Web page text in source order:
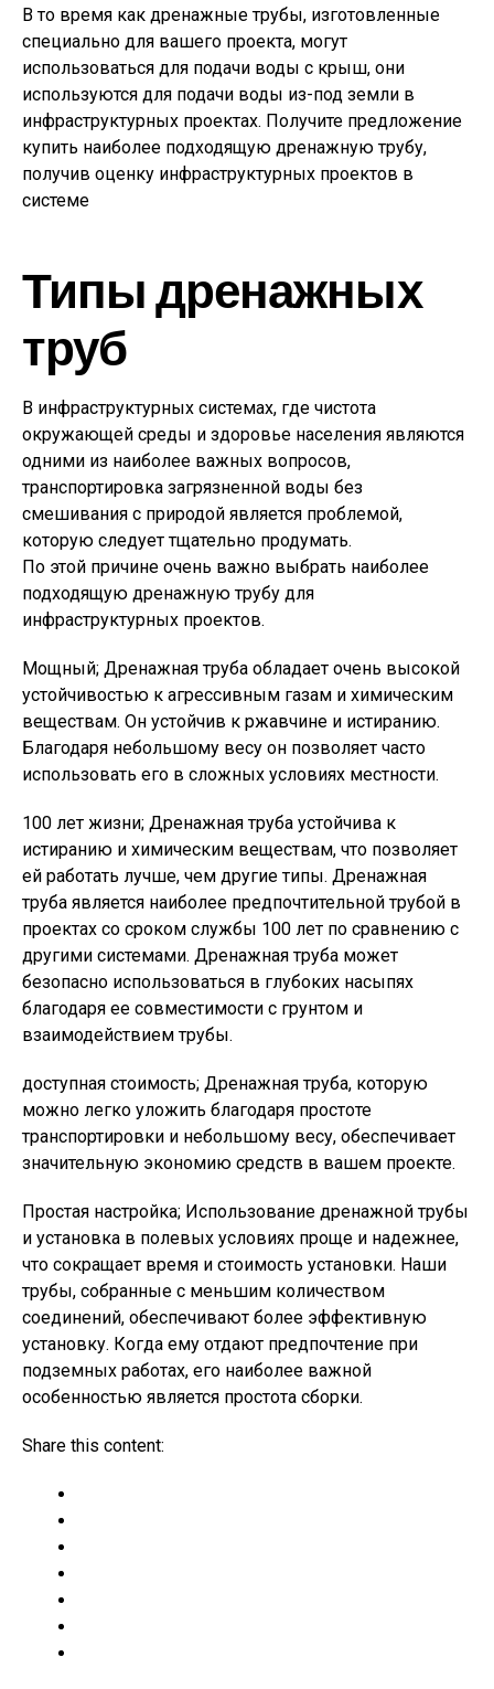
В то время как дренажные трубы, изготовленные
специально для вашего проекта, могут
использоваться для подачи воды с крыш, они
используются для подачи воды из-под земли в
инфраструктурных проектах. Получите предложение
купить наиболее подходящую дренажную трубу,
получив оценку инфраструктурных проектов в
системе
Типы дренажных
труб
В инфраструктурных системах, где чистота
окружающей среды и здоровье населения являются
одними из наиболее важных вопросов,
транспортировка загрязненной воды без
смешивания с природой является проблемой,
которую следует тщательно продумать.
По этой причине очень важно выбрать наиболее
подходящую дренажную трубу для
инфраструктурных проектов.
Мощный; Дренажная труба обладает очень высокой
устойчивостью к агрессивным газам и химическим
веществам. Он устойчив к ржавчине и истиранию.
Благодаря небольшому весу он позволяет часто
использовать его в сложных условиях местности.
100 лет жизни; Дренажная труба устойчива к
истиранию и химическим веществам, что позволяет
ей работать лучше, чем другие типы. Дренажная
труба является наиболее предпочтительной трубой в
проектах со сроком службы 100 лет по сравнению с
другими системами. Дренажная труба может
безопасно использоваться в глубоких насыпях
благодаря ее совместимости с грунтом и
взаимодействием трубы.
доступная стоимость; Дренажная труба, которую
можно легко уложить благодаря простоте
транспортировки и небольшому весу, обеспечивает
значительную экономию средств в вашем проекте.
Простая настройка; Использование дренажной трубы
и установка в полевых условиях проще и надежнее,
что сокращает время и стоимость установки. Наши
трубы, собранные с меньшим количеством
соединений, обеспечивают более эффективную
установку. Когда ему отдают предпочтение при
подземных работах, его наиболее важной
особенностью является простота сборки.
Share this content: